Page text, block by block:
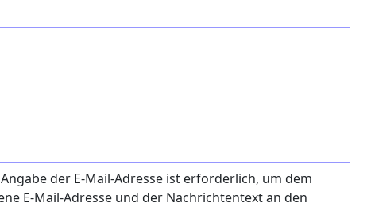
der E-Mail-Adresse ist erforderlich, um dem
E-Mail-Adresse und der Nachrichtentext an den